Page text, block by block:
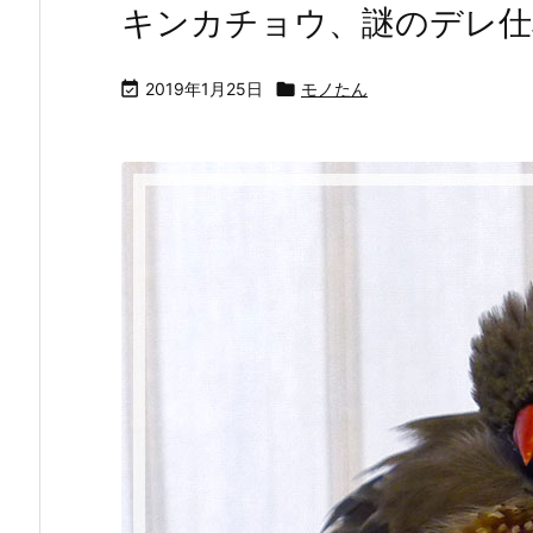
キンカチョウ、謎のデレ
 2019年1月25日  モノたん